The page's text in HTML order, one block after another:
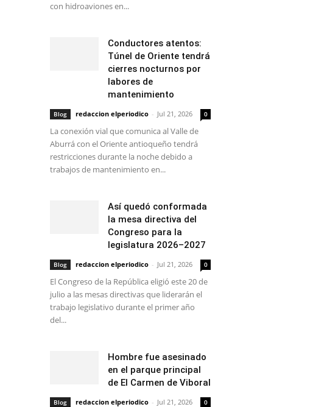
con hidroaviones en...
Conductores atentos:
Túnel de Oriente tendrá
cierres nocturnos por
labores de
mantenimiento
Blog redaccion elperiodico - Jul 21, 2026 0
La conexión vial que comunica al Valle de
Aburrá con el Oriente antioqueño tendrá
restricciones durante la noche debido a
trabajos de mantenimiento en...
Así quedó conformada
la mesa directiva del
Congreso para la
legislatura 2026–2027
Blog redaccion elperiodico - Jul 21, 2026 0
El Congreso de la República eligió este 20 de
julio a las mesas directivas que liderarán el
trabajo legislativo durante el primer año
del...
Hombre fue asesinado
en el parque principal
de El Carmen de Viboral
Blog redaccion elperiodico - Jul 21, 2026 0